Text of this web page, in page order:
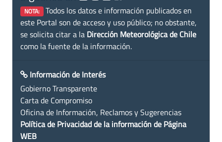
NOTA: Todos los datos e información publicados en
este Portal son de acceso y uso público; no obstante,
se solicita citar a la Dirección Meteorológica de Chile
como la fuente de la información.
Información de Interés
Gobierno Transparente
Carta de Compromiso
Oficina de Información, Reclamos y Sugerencias
Política de Privacidad de la información de Página
WEB